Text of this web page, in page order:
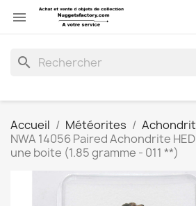

search
Accueil Météorites
NWA 14056 Paired Achondrite
une boite (1.85 gramme - 011 **)